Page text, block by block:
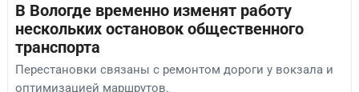
В Вологде временно изменят работу
нескольких остановок общественного
транспорта
Перестановки связаны с ремонтом дороги у вокзала и
оптимизацией маршрутов.